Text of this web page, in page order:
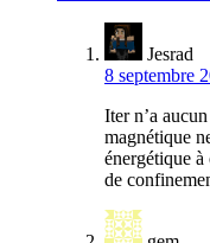
Jesrad
8 septembre
Iter n’a
magnétique
énergétique à
de